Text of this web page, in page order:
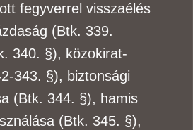
fegyverrel visszaélés
(Btk. 339.
340. §), közokirat-
343. §), biztonsági
(Btk. 344. §), hamis
(Btk. 345. §),